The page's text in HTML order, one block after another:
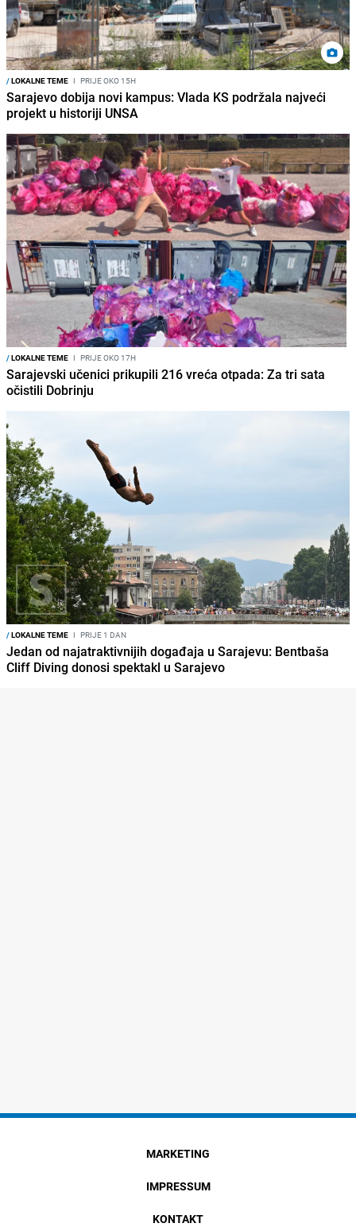
/LOKALNE TEME I PRIJE OKO 15H
Sarajevo dobija novi kampus: Vlada KS podržala najveći
projekt u historiji UNSA
/LOKALNE TEME I PRIJE OKO 17H
Sarajevski učenici prikupili 216 vreća otpada: Za tri sata
očistili Dobrinju
/LOKALNE TEME I PRIJE 1 DAN
Jedan od najatraktivnijih događaja u Sarajevu: Bentbaša
Cliff Diving donosi spektakl u Sarajevo
MARKETING
IMPRESSUM
KONTAKT